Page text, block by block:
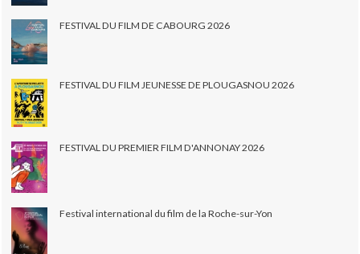
FESTIVAL DU FILM DE CABOURG 2026
FESTIVAL DU FILM JEUNESSE DE PLOUGASNOU 2026
FESTIVAL DU PREMIER FILM D'ANNONAY 2026
Festival international du film de la Roche-sur-Yon